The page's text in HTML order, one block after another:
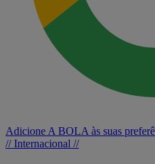
Adicione A BOLA às suas
// Internacional //